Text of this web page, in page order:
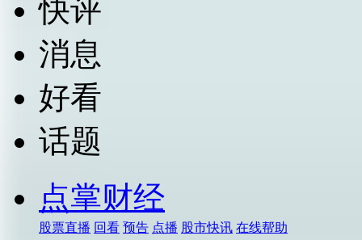
快评
消息
好看
话题
点掌财经
股票直播 回看 预告 点播 股市快讯 在线帮助